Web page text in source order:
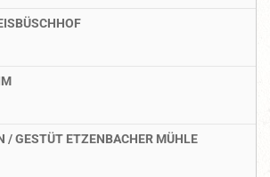
/ GESTÜT ETZENBACHER MÜHLE